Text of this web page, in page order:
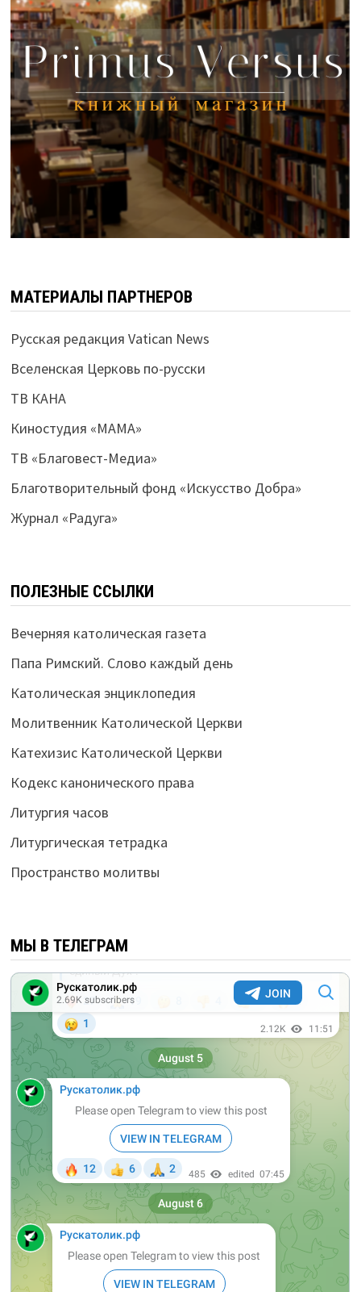
МАТЕРИАЛЫ ПАРТНЕРОВ
Русская редакция Vatican News
Вселенская Церковь по-русски
ТВ КАНА
Киностудия «МАМА»
ТВ «Благовест-Медиа»
Благотворительный фонд «Искусство Добра»
Журнал «Радуга»
ПОЛЕЗНЫЕ ССЫЛКИ
Вечерняя католическая газета
Папа Римский. Слово каждый день
Католическая энциклопедия
Молитвенник Католической Церкви
Катехизис Католической Церкви
Кодекс канонического права
Литургия часов
Литургическая тетрадка
Пространство молитвы
МЫ В ТЕЛЕГРАМ